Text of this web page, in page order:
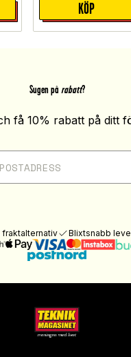
KÖP
Sugen på rabatt?
få 10% rabatt på ditt
fraktalternativ Blixtsnabb